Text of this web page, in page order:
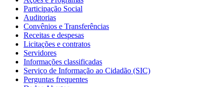
Participação Social
Auditorias
Convênios e Transferências
Receitas e despesas
Licitações e contratos
Servidores
Informações classificadas
Serviço de Informação ao Cidadão (SIC)
Perguntas frequentes